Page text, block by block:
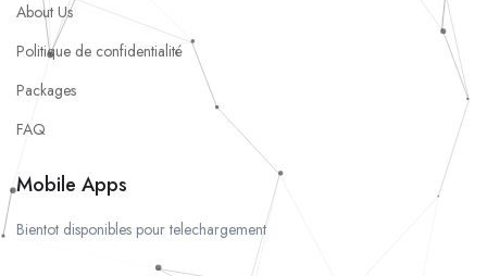
About Us
Politique de confidentialité
Packages
FAQ
Mobile Apps
Bientot disponibles pour telechargement